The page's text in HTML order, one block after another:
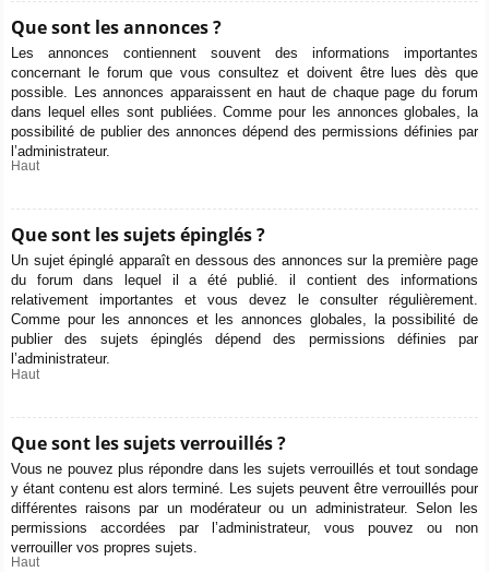
Que sont les annonces ?
Les annonces contiennent souvent des informations importantes
concernant le forum que vous consultez et doivent être lues dès que
possible. Les annonces apparaissent en haut de chaque page du forum
dans lequel elles sont publiées. Comme pour les annonces globales, la
possibilité de publier des annonces dépend des permissions définies par
l’administrateur.
Haut
Que sont les sujets épinglés ?
Un sujet épinglé apparaît en dessous des annonces sur la première page
du forum dans lequel il a été publié. il contient des informations
relativement importantes et vous devez le consulter régulièrement.
Comme pour les annonces et les annonces globales, la possibilité de
publier des sujets épinglés dépend des permissions définies par
l’administrateur.
Haut
Que sont les sujets verrouillés ?
Vous ne pouvez plus répondre dans les sujets verrouillés et tout sondage
y étant contenu est alors terminé. Les sujets peuvent être verrouillés pour
différentes raisons par un modérateur ou un administrateur. Selon les
permissions accordées par l’administrateur, vous pouvez ou non
verrouiller vos propres sujets.
Haut